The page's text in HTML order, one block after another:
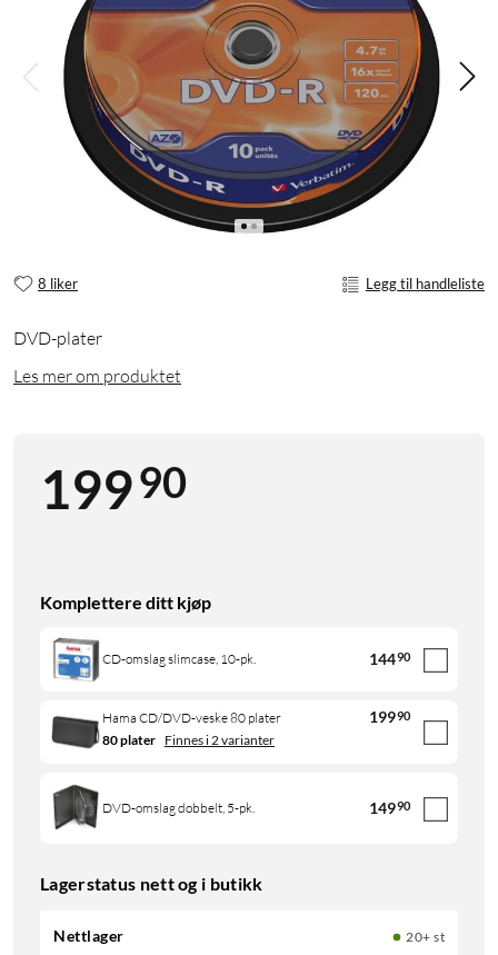
8 liker Legg til handleliste
DVD-plater
Les mer om produktet
19990
Komplettere ditt kjøp
CD-omslag slimcase, 10-pk. 14490
Hama CD/DVD-veske 80 plater 19990
80 plater Finnes i 2 varianter
DVD-omslag dobbelt, 5-pk. 14990
Lagerstatus nett og i butikk
Nettlager
20+ st